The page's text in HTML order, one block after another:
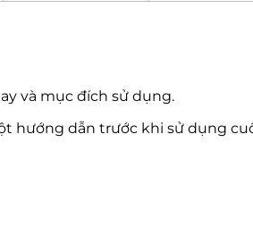
và mục đích sử dụng.
hướng dẫn trước khi sử dụng